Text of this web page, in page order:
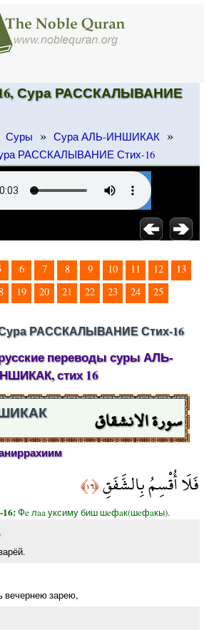
Сура РАССКАЛЫВАНИЕ
Суры » Сура АЛЬ-ИНШИКАК »
РАССКАЛЫВАНИЕ Стих-16
6 7 8 9 10 11 12
13
19 20 21 22 23 24 25
РАССКАЛЫВАНИЕ Стих-16
переводы суры АЛЬ-
стих 16
سورة الانشقاق
فَلَا أُقْسِمُ بِالشَّفَقِ﴿١٦﴾
Фe лaa уксиму биш шeфaк(шeфaкы).
вечернею зарею,